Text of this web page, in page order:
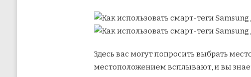
Здесь вас могут попросить выбрать
местоположением всплывают, и вы